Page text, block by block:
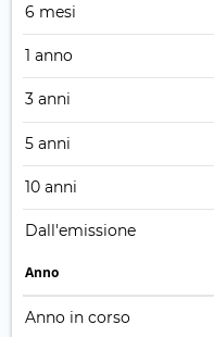
6 mesi
1 anno
3 anni
5 anni
10 anni
Dall'emissione
Anno
Anno in corso